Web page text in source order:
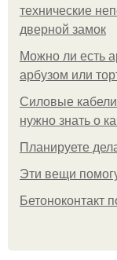
технические
дверной замок
Можно ли есть
арбузом или
Силовые
нужно знать о
Планируете
Эти вещи
Бетоноконтакт